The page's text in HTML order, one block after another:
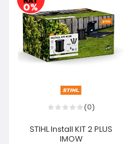
(0)
STIHL Install KIT 2 PLUS
IMOW